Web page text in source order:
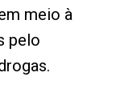
meio à
pelo